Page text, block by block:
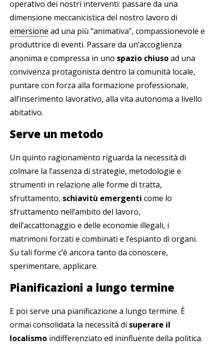
operativo dei nostri interventi: passare da una
dimensione meccanicistica del nostro lavoro di
emersione ad una più “animativa”, compassionevole e
produttrice di eventi. Passare da un’accoglienza
anonima e compressa in uno spazio chiusoad una
convivenza protagonista dentro la comunità locale,
puntare con forza alla formazione professionale,
all’inserimento lavorativo, alla vita autonoma a livello
abitativo.
Serve un metodo
Un quinto ragionamento riguarda la necessità di
colmare la l’assenza di strategie, metodologie e
strumenti in relazione alle forme di tratta,
sfruttamento, schiavitù emergenti come lo
sfruttamento nell’ambito del lavoro,
dell’accattonaggio e delle economie illegali, i
matrimoni forzati e combinati e l’espianto di organi.
Su tali forme c’è ancora tanto da conoscere,
sperimentare, applicare.
Pianificazioni a lungo termine
E poi serve una pianificazione a lungo termine. È
ormai consolidata la necessità di superare il
localismo indifferenziato ed ininfluente della politica.